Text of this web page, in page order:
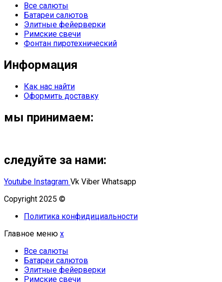
Все салюты
Батареи салютов
Элитные фейерверки
Римские свечи
Фонтан пиротехнический
Информация
Как нас найти
Оформить доставку
мы принимаем:
следуйте за нами:
Youtube Instagram Vk Viber Whatsapp
Copyright 2025 ©
Политика конфидициальности
Главное меню x
Все салюты
Батареи салютов
Элитные фейерверки
Римские свечи